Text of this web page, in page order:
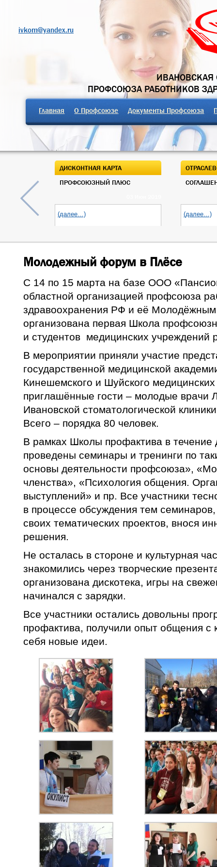
ivkom@yandex.ru
ИВАНОВСКАЯ
ПРОФСОЮЗА РАБОТНИКОВ
Главная О Профсоюзе Документы Профсоюза
ДИСКОНТНАЯ КАРТА
ПРОФСОЮЗНЫЙ ПЛЮС
(далее…) (далее…)
Молодежный форум в Плёсе
С 14 по 15 марта на базе ООО
областной организацией профсоюза
здравоохранения РФ и её
организована первая Школа
и студентов медицинских учреждений
В мероприятии приняли участие
государственной медицинской
Кинешемского и Шуйского
приглашённые гости – молодые врачи
Ивановской стоматологической
Всего – порядка 80 человек.
В рамках Школы профактива в течение
проведены семинары и тренинги по
основы деятельности профсоюза»,
членства», «Психология общения.
выступлений» и пр. Все участники
в процессе обсуждения тем
своих тематических проектов, внося
решения.
Не осталась в стороне и культурная
знакомились через творческие
организована дискотека, игры на
начинался с зарядки.
Все участники остались довольны
профактива, получили опыт общения с
себя новые идеи.